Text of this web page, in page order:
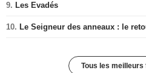
9. Les Evadés
10. Le Seigneur des anneaux : le
Tous les meilleurs